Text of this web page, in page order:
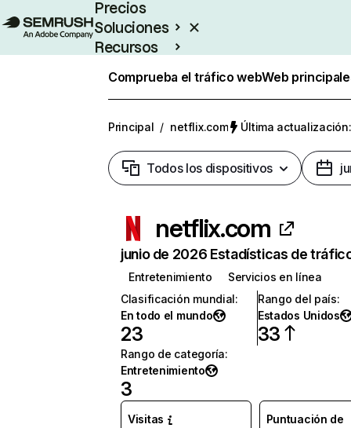
Precios
Soluciones
Recursos
Comprueba el tráfico webWeb
Principal / netflix.com Última
Todos los dispositivos
netflix.com
junio de 2026 Estadísticas de
Entretenimiento
Servicios en línea
Clasificación mundial:
En todo el mundo
23
Rango del país:
Estados Unidos
33
Rango de categoría:
Entretenimiento
3
Visitas
Puntuación de